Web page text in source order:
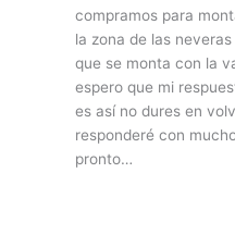
compramos para
la zona de las
que se monta con la
espero que mi
es así no dures en
responderé con
pronto…